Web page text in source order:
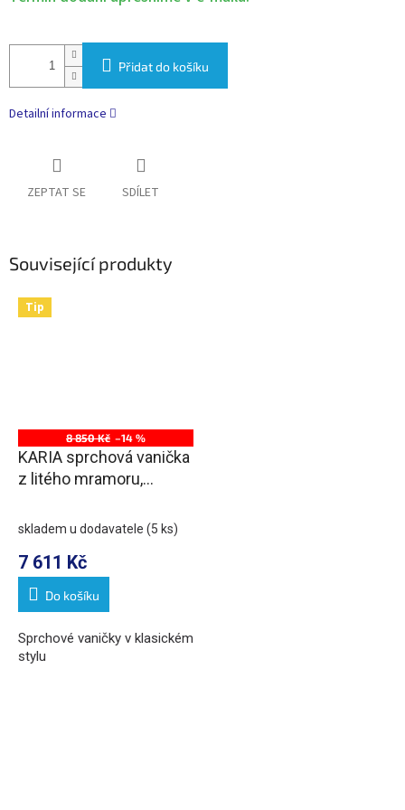
Přidat do košíku
Detailní informace
ZEPTAT SE SDÍLET
Související produkty
Tip
8 850 Kč –14 %
KARIA sprchová vanička
z litého mramoru,
skladem u dodavatele (5 ks)
7 611 Kč
Do košíku
Sprchové vaničky v klasickém
stylu